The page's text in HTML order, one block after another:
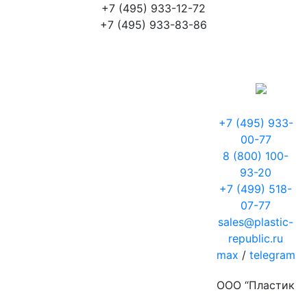
+7 (495) 933-12-72
+7 (495) 933-83-86
+7 (495) 933-
00-77
8 (800) 100-
93-20
+7 (499) 518-
07-77
sales@plastic-
republic.ru
max / telegram
ООО “Пластик